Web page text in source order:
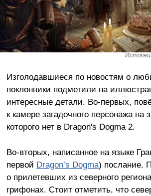
Изголодавшиеся по новостям о
поклонники подметили на
интересные детали. Во-первых,
к камере загадочного персонажа на
которого нет в Dragon's Dogma 2.
Во-вторых, написанное на языке
первой Dragon’s Dogma) послание.
о прилетевших из северного
грифонах. Стоит отметить, что